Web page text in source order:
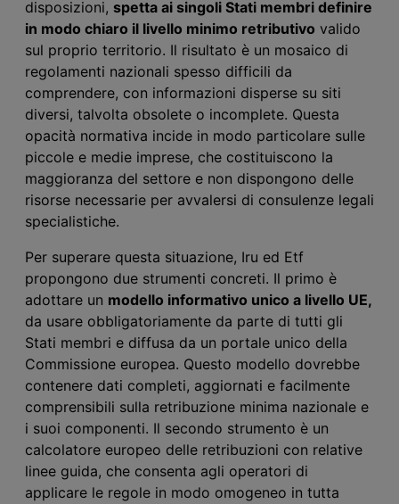
disposizioni, spetta ai singoli Stati membri definire
in modo chiaro il livello minimo retributivo valido
sul proprio territorio. Il risultato è un mosaico di
regolamenti nazionali spesso difficili da
comprendere, con informazioni disperse su siti
diversi, talvolta obsolete o incomplete. Questa
opacità normativa incide in modo particolare sulle
piccole e medie imprese, che costituiscono la
maggioranza del settore e non dispongono delle
risorse necessarie per avvalersi di consulenze legali
specialistiche.
Per superare questa situazione, Iru ed Etf
propongono due strumenti concreti. Il primo è
adottare un modello informativo unico a livello UE,
da usare obbligatoriamente da parte di tutti gli
Stati membri e diffusa da un portale unico della
Commissione europea. Questo modello dovrebbe
contenere dati completi, aggiornati e facilmente
comprensibili sulla retribuzione minima nazionale e
i suoi componenti. Il secondo strumento è un
calcolatore europeo delle retribuzioni con relative
linee guida, che consenta agli operatori di
applicare le regole in modo omogeneo in tutta